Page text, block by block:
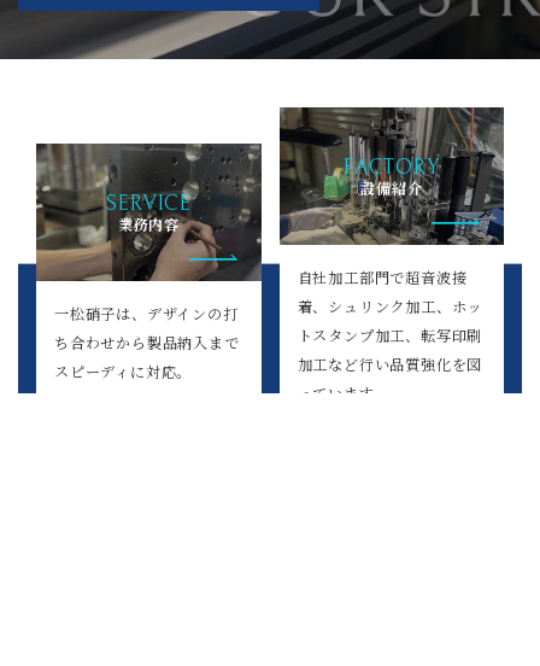
SERVICE
業務内容
一松硝子は、デザインの打
ち合わせから製品納入まで
スピーディに対応。
FACTORY
設備紹介
自社加工部門で超音波接
着、シュリンク加工、ホッ
トスタンプ加工、転写印刷
加工など行い品質強化を図
っています。